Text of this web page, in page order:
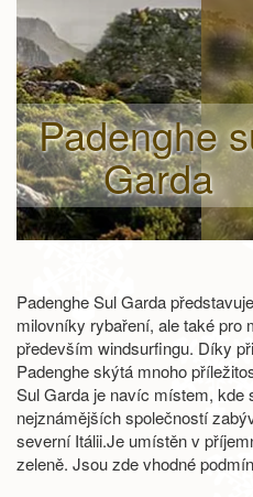
Padenghe
Garda
Padenghe Sul Garda
milovníky rybaření, ale také pro
především windsurfingu. Díky
Padenghe skýtá mnoho
Sul Garda je navíc místem, kde
nejznámějších společností
severní Itálii.Je umístěn v
zeleně. Jsou zde vhodné